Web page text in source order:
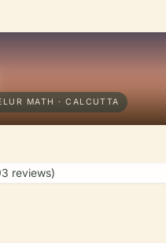
MATH · CALCUTTA
reviews)